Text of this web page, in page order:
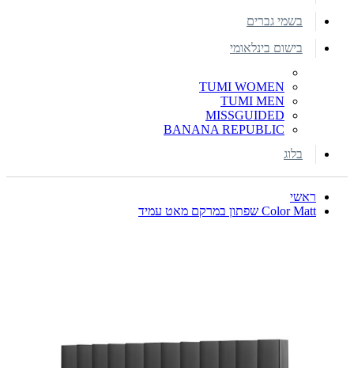
בשמי גברים
בישום בינלאומי
TUMI WOMEN
TUMI MEN
MISSGUIDED
BANANA REPUBLIC
בלוג
ראשי
Color Matt שפתון במרקם מאט עמיד